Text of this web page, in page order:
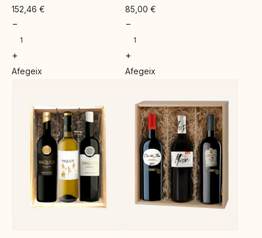
152,46 €
−
+
Afegeix
85,00 €
−
+
Afegeix